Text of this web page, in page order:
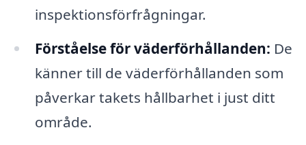
inspektionsförfrågningar.
Förståelse för väderförhållanden: De
känner till de väderförhållanden som
påverkar takets hållbarhet i just ditt
område.